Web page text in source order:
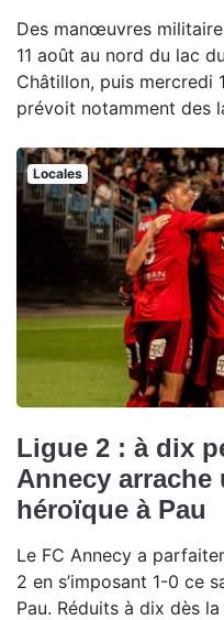
Des manœuvres
11 août au nord du lac
Châtillon, puis mercredi
prévoit notamment des
Locales
Ligue 2 : à dix
Annecy
héroïque à Pau
Le FC Annecy a
2 en s’imposant 1-0 ce
Pau. Réduits à dix dès